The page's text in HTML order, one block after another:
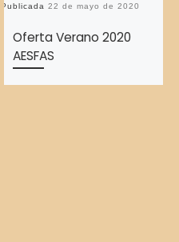
Publicada22 de mayo de 2020
Oferta Verano 2020
AESFAS